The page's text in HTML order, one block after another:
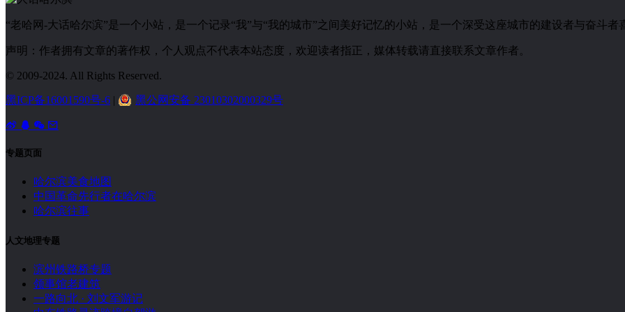
“老哈网-大话哈尔滨”是一个小站，是一个记录“我”与“我的城市”之间美好记忆的小站，是一个深受这座城市的建设者与奋斗者
声明：作者拥有文章的著作权，个人观点不代表本站态度，欢迎读者指正，媒体转载请直接联系文章作者。
© 2009-2024. All Rights Reserved.
黑ICP备16001590号-6 | 黑公网安备 23010302000329号
专题页面
哈尔滨美食地图
中国革命先行者在哈尔滨
哈尔滨往事
人文地理专题
滨州铁路桥专题
领事馆老建筑
一路向北 · 刘文军游记